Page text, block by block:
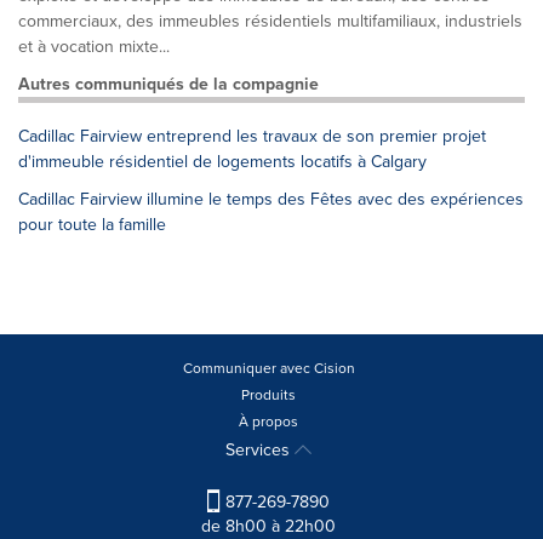
commerciaux, des immeubles résidentiels multifamiliaux, industriels
et à vocation mixte...
Autres communiqués de la compagnie
Cadillac Fairview entreprend les travaux de son premier projet
d'immeuble résidentiel de logements locatifs à Calgary
Cadillac Fairview illumine le temps des Fêtes avec des expériences
pour toute la famille
Communiquer avec Cision
Produits
À propos
Services
877-269-7890
de 8h00 à 22h00